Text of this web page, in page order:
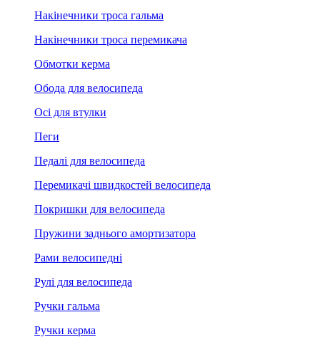
Накінечники троса гальма
Накінечники троса перемикача
Обмотки керма
Обода для велосипеда
Осі для втулки
Пеги
Педалі для велосипеда
Перемикачі швидкостей велосипеда
Покришки для велосипеда
Пружини заднього амортизатора
Рами велосипедні
Рулі для велосипеда
Ручки гальма
Ручки керма